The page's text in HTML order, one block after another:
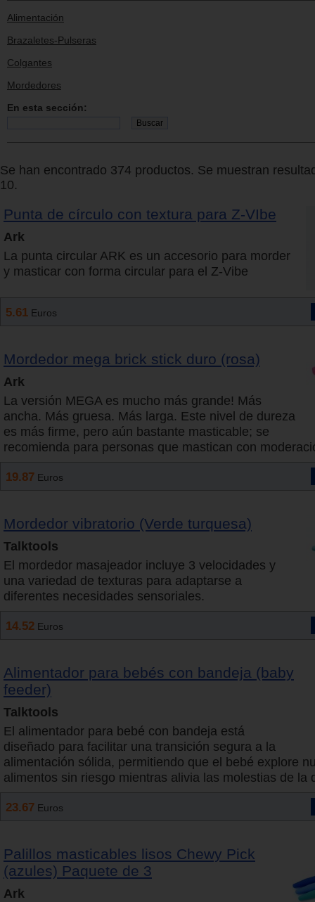
Alimentación
Brazaletes-Pulseras
Colgantes
Mordedores
En esta sección:
Se han encontrado 374 productos. Se muestran
10.
Punta de círculo con textura para Z-VIbe
Ark
La punta circular ARK es un accesorio para morder
y masticar con forma circular para el Z-Vibe
5.61 Euros
Mordedor mega brick stick duro (rosa)
Ark
La versión MEGA es mucho más grande! Más
ancha. Más gruesa. Más larga. Este nivel de dureza
es más firme, pero aún bastante masticable; se
recomienda para personas que mastican con
19.87 Euros
Mordedor vibratorio (Verde turquesa)
Talktools
El mordedor masajeador incluye 3 velocidades y
una variedad de texturas para adaptarse a
diferentes necesidades sensoriales.
14.52 Euros
Alimentador para bebés con bandeja (baby
feeder)
Talktools
El alimentador para bebé con bandeja está
diseñado para facilitar una transición segura a la
alimentación sólida, permitiendo que el bebé explore
alimentos sin riesgo mientras alivia las molestias de la
23.67 Euros
Palillos masticables lisos Chewy Pick
(azules) Paquete de 3
Ark